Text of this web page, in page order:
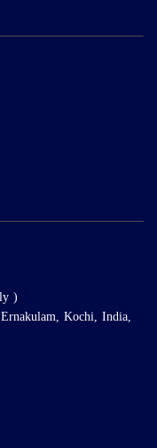
)
Kochi, India,